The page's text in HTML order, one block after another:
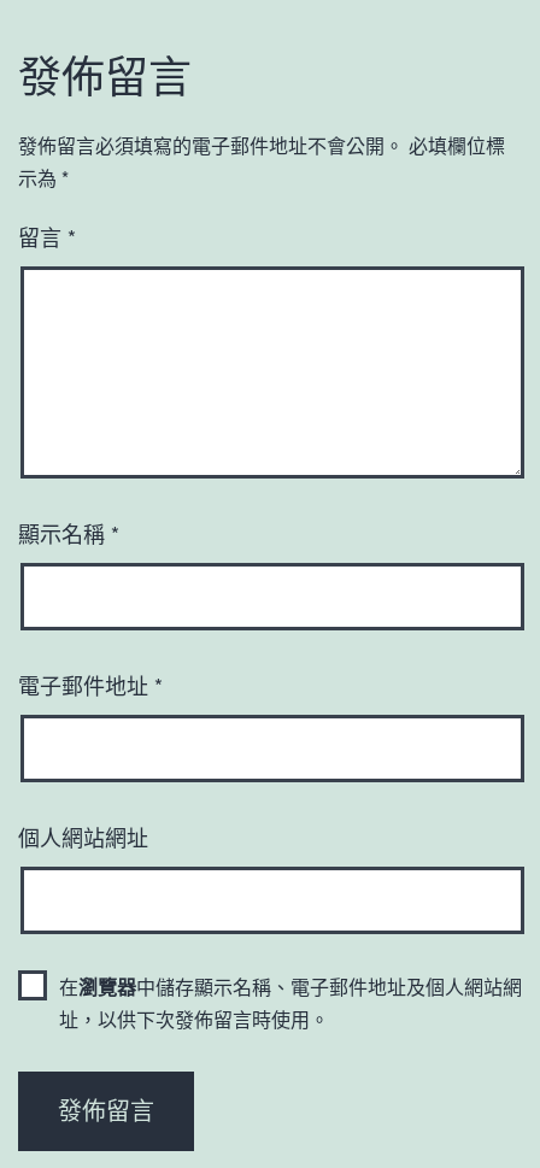
發佈留言
發佈留言必須填寫的電子郵件地址不會公開。 必填欄位標
示為 *
留言 *
顯示名稱 *
電子郵件地址 *
個人網站網址
在瀏覽器中儲存顯示名稱、電子郵件地址及個人網站網
址，以供下次發佈留言時使用。